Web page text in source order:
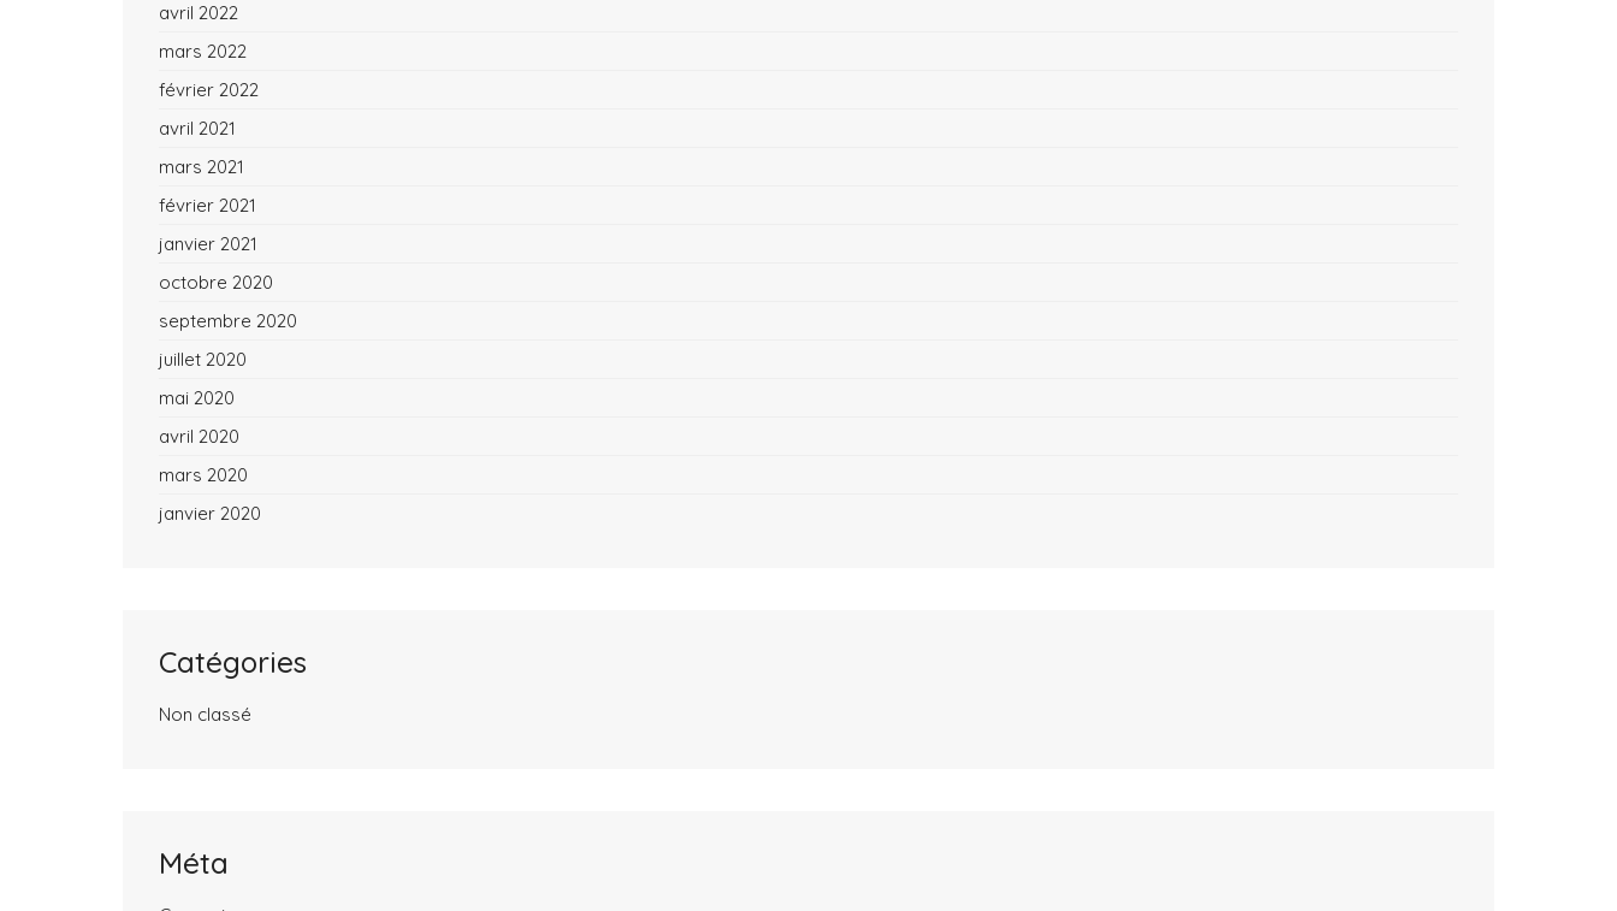
avril 2022
mars 2022
février 2022
avril 2021
mars 2021
février 2021
janvier 2021
octobre 2020
septembre 2020
juillet 2020
mai 2020
avril 2020
mars 2020
janvier 2020
Catégories
Non classé
Méta